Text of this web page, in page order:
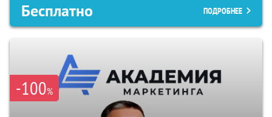
Бесплатно ПОДРОБНЕЕ
-100%